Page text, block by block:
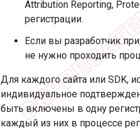
Attribution Reporting,
регистрации.
Если вы разработчик
не нужно проходить
Для каждого сайта или SDK,
индивидуальное
быть включены в одну
каждый из них в процессе